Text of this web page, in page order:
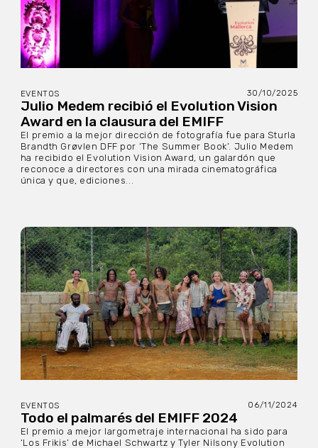
EVENTOS 30/10/2025
Julio Medem recibió el Evolution Vision
Award en la clausura del EMIFF
El premio a la mejor dirección de fotografía fue para Sturla
Brandth Grøvlen DFF por ‘The Summer Book’. Julio Medem
ha recibido el Evolution Vision Award, un galardón que
reconoce a directores con una mirada cinematográfica
única y que, ediciones...
EVENTOS 06/11/2024
Todo el palmarés del EMIFF 2024
El premio a mejor largometraje internacional ha sido para
‘Los Frikis’ de Michael Schwartz y Tyler Nilsony Evolution